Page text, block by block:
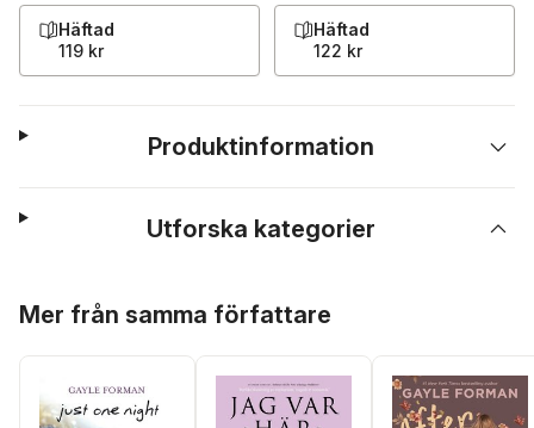
Häftad
119 kr
Häftad
122 kr
Produktinformation
Utforska kategorier
Mer från samma författare